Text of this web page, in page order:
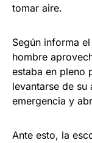
tomar aire.
Según informa
hombre
estaba en pleno
levantarse de su
emergencia y
Ante esto, la